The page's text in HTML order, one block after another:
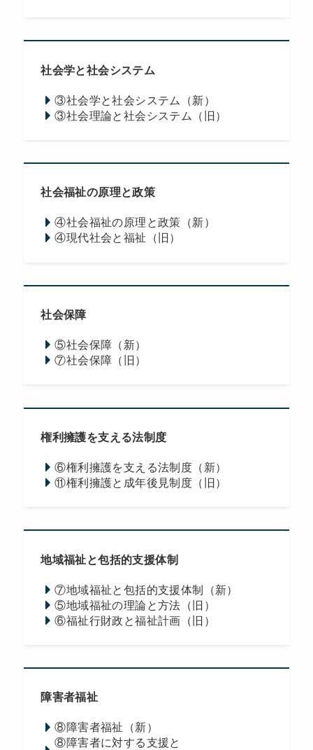
社会学と社会システム
③社会学と社会システム（新）
③社会理論と社会システム（旧）
社会福祉の原理と政策
④社会福祉の原理と政策（新）
④現代社会と福祉（旧）
社会保障
⑤社会保障（新）
⑦社会保障（旧）
権利擁護を支える法制度
⑥権利擁護を支える法制度（新）
⑪権利擁護と成年後見制度（旧）
地域福祉と包括的支援体制
⑦地域福祉と包括的支援体制（新）
⑤地域福祉の理論と方法（旧）
⑥福祉行財政と福祉計画（旧）
障害者福祉
⑧障害者福祉（新）
⑧障害者に対する支援と